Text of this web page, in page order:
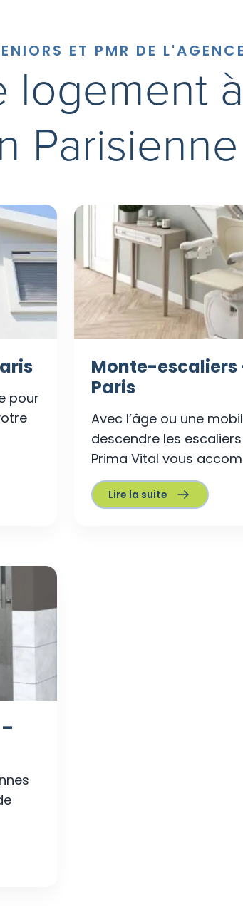
ET PMR DE
Parisienne
pour
Monte-escaliers
Paris
Avec l’âge ou une
descendre les
Prima Vital vous
Lire la suite